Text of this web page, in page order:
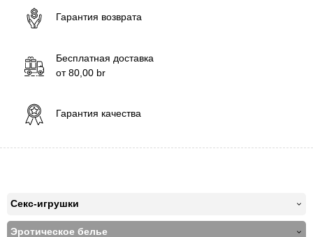
Гарантия возврата
Бесплатная доставка
от80,00 br
Гарантия качества
Секс-игрушки
Эротическое белье